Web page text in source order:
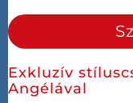
Exkluzív
Angélával